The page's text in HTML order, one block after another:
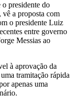
presidente do
a proposta com
o presidente Luiz
entre governo
Messias ao
à aprovação da
tramitação rápida
apenas uma